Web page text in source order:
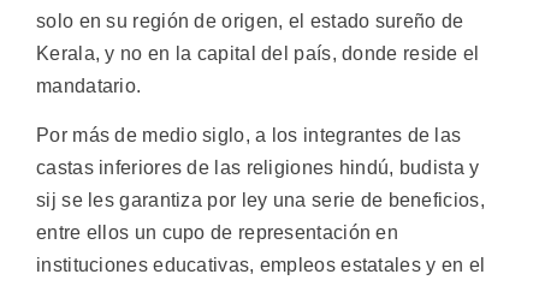
solo en su región de origen, el estado sureño de
Kerala, y no en la capital del país, donde reside el
mandatario.
Por más de medio siglo, a los integrantes de las
castas inferiores de las religiones hindú, budista y
sij se les garantiza por ley una serie de beneficios,
entre ellos un cupo de representación en
instituciones educativas, empleos estatales y en el